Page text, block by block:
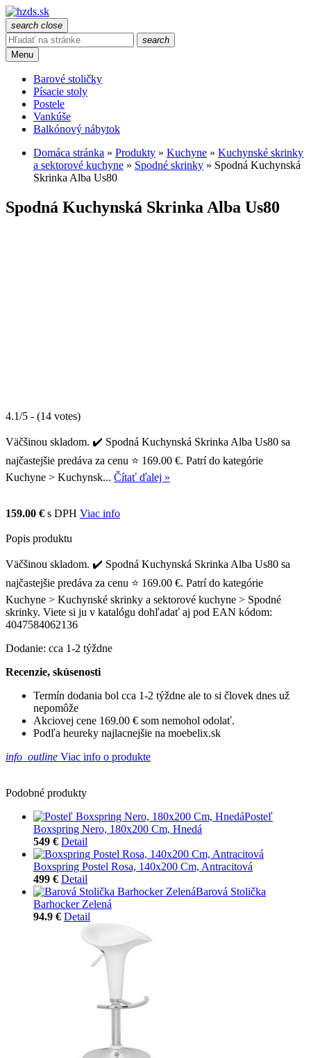
search close
search
Menu
Barové stoličky
Písacie stoly
Postele
Vankúše
Balkónový nábytok
Domáca stránka » Produkty » Kuchyne » Kuchynské skrinky
a sektorové kuchyne » Spodné skrinky » Spodná Kuchynská
Skrinka Alba Us80
Spodná Kuchynská Skrinka Alba Us80
4.1/5 - (14 votes)
Väčšinou skladom. ✔️ Spodná Kuchynská Skrinka Alba Us80 sa
najčastejšie predáva za cenu ⭐ 169.00 €. Patrí do kategórie
Kuchyne > Kuchynsk... Čítať ďalej »
159.00 € s DPH Viac info
Popis produktu
Väčšinou skladom. ✔️ Spodná Kuchynská Skrinka Alba Us80 sa
najčastejšie predáva za cenu ⭐ 169.00 €. Patrí do kategórie
Kuchyne > Kuchynské skrinky a sektorové kuchyne > Spodné
skrinky. Viete si ju v katalógu dohľadať aj pod EAN kódom:
4047584062136
Dodanie: cca 1-2 týždne
Recenzie, skúsenosti
Termín dodania bol cca 1-2 týždne ale to si človek dnes už
nepomôže
Akciovej cene 169.00 € som nemohol odolať.
Podľa heureky najlacnejšie na moebelix.sk
info_outline Viac info o produkte
Podobné produkty
Posteľ
Boxspring Nero, 180x200 Cm, Hnedá
549 € Detail
Boxspring Postel Rosa, 140x200 Cm, Antracitová
499 € Detail
Barová Stolička
Barhocker Zelená
94.9 € Detail